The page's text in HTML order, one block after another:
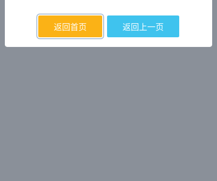
返回首页 返回上一页